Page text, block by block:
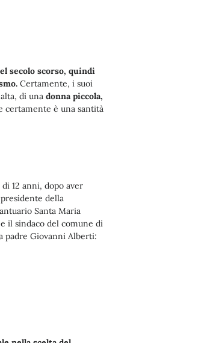
secolo scorso, quindi
Certamente, i suoi
di una donna piccola,
certamente è una santità
12 anni, dopo aver
della
Santa Maria
il sindaco del comune di
padre Giovanni Alberti: